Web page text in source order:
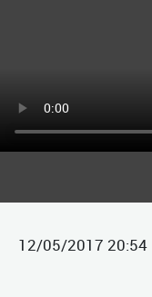
12/05/2017 20:54